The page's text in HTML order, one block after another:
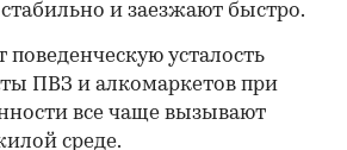
и заезжают быстро.
поведенческую усталость
ПВЗ и алкомаркетов при
все чаще вызывают
среде.